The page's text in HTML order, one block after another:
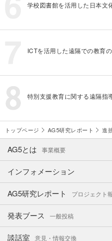
学校図書館を活用した日本文
ICTを活用した遠隔での教育
特別支援教育に関する遠隔指
トップページ AG5研究レポート 進
AG5とは 事業概要
インフォメーション
AG5研究レポート プロジェクト
発表ブース 一般投稿
談話室 意見・情報交換